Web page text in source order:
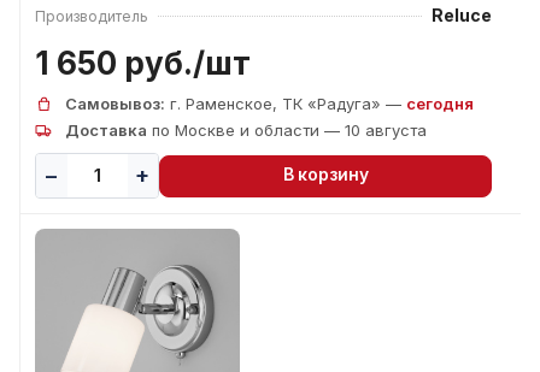
Производитель Reluce
1 650 руб./шт
Самовывоз: г. Раменское, ТК «Радуга» — сегодня
Доставка по Москве и области — 10 августа
В корзину